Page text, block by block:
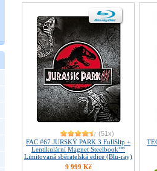
(51x)
FAC #67 JURSKÝ PARK 3 FullSlip +
Lentikulární Magnet Steelbook™
Limitovaná sběratelská edice (Blu-ray)
9 999 Kč